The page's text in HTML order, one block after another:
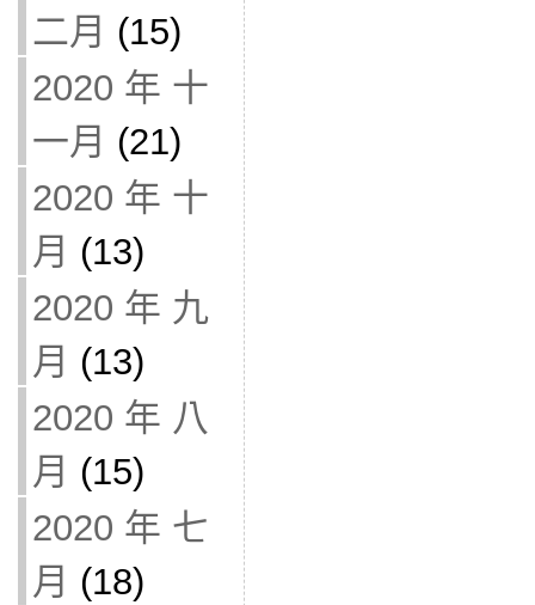
二月 (15)
2020 年 十
一月 (21)
2020 年 十
月 (13)
2020 年 九
月 (13)
2020 年 八
月 (15)
2020 年 七
月 (18)